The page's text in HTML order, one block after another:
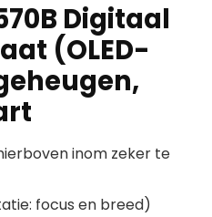
Digitaal
(OLED-
inom zeker te
focus en breed)